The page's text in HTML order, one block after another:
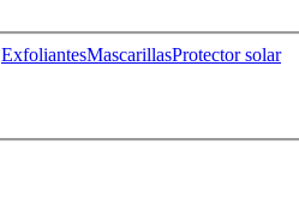
ExfoliantesMascarillasProtector solar